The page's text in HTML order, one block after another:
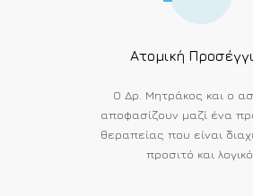
Ατομική
Ο Δρ. Μητράκος και ο
αποφασίζουν μαζί ένα
θεραπείας που είναι
προσιτό και λογικό.